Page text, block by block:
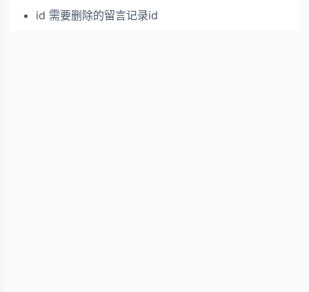
id 需要删除的留言记录id